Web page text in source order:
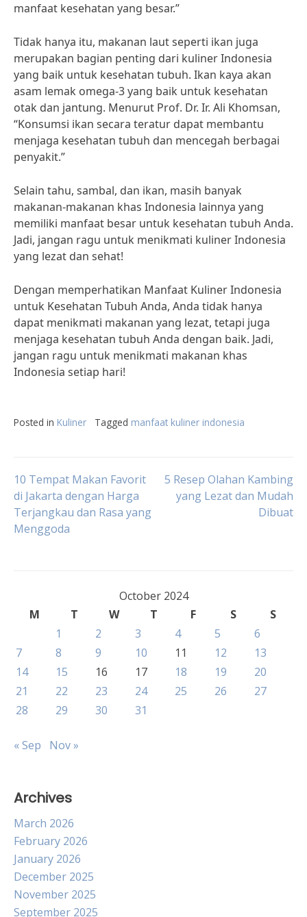
manfaat kesehatan yang besar.”
Tidak hanya itu, makanan laut seperti ikan juga
merupakan bagian penting dari kuliner Indonesia
yang baik untuk kesehatan tubuh. Ikan kaya akan
asam lemak omega-3 yang baik untuk kesehatan
otak dan jantung. Menurut Prof. Dr. Ir. Ali Khomsan,
“Konsumsi ikan secara teratur dapat membantu
menjaga kesehatan tubuh dan mencegah berbagai
penyakit.”
Selain tahu, sambal, dan ikan, masih banyak
makanan-makanan khas Indonesia lainnya yang
memiliki manfaat besar untuk kesehatan tubuh Anda.
Jadi, jangan ragu untuk menikmati kuliner Indonesia
yang lezat dan sehat!
Dengan memperhatikan Manfaat Kuliner Indonesia
untuk Kesehatan Tubuh Anda, Anda tidak hanya
dapat menikmati makanan yang lezat, tetapi juga
menjaga kesehatan tubuh Anda dengan baik. Jadi,
jangan ragu untuk menikmati makanan khas
Indonesia setiap hari!
Posted in Kuliner Tagged manfaat kuliner indonesia
Post
navigation
10 Tempat Makan Favorit
di Jakarta dengan Harga
Terjangkau dan Rasa yang
Menggoda
5 Resep Olahan Kambing
yang Lezat dan Mudah
Dibuat
October 2024
M
T W T F S
S
1
2 3 4 5
6
7
8 9 10 11 12
13
14
15 16 17 18 19
20
21
22 23 24 25 26
27
28
29 30 31
« Sep Nov »
Archives
March 2026
February 2026
January 2026
December 2025
November 2025
September 2025